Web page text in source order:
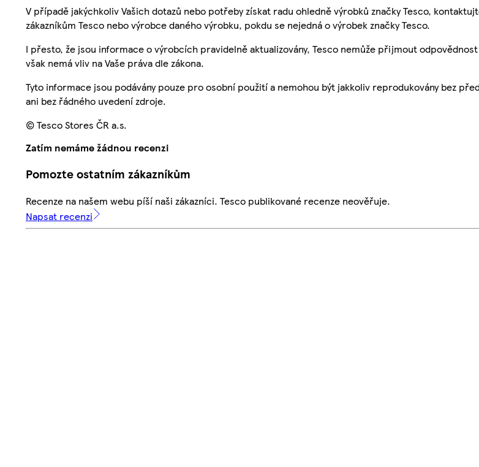
V případě jakýchkoliv Vašich dotazů nebo potřeby získat radu ohledně výrobků značky Tesco,
zákazníkům Tesco nebo výrobce daného výrobku, pokdu se nejedná o výrobek značky Tesco.
I přesto, že jsou informace o výrobcích pravidelně aktualizovány, Tesco nemůže přijmout
však nemá vliv na Vaše práva dle zákona.
Tyto informace jsou podávány pouze pro osobní použití a nemohou být jakkoliv reprodukovány bez
ani bez řádného uvedení zdroje.
© Tesco Stores ČR a.s.
Zatím nemáme žádnou recenzi
Pomozte ostatním zákazníkům
Recenze na našem webu píší naši zákazníci. Tesco publikované recenze neověřuje.
Napsat recenzi